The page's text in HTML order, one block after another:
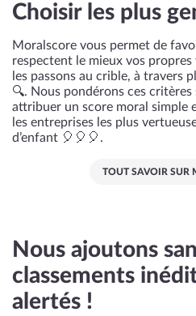
Choisir les plus
Moralscore vous permet de
respectent le mieux vos
les passons au crible, à travers
🔍. Nous pondérons ces
attribuer un score moral simple
les entreprises les plus
d’enfant 🎈🎈🎈.
TOUT SAVOIR SUR
Nous ajoutons
classements
alertés !